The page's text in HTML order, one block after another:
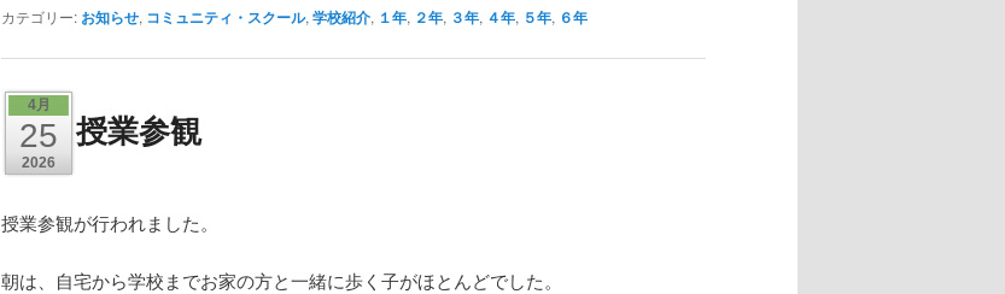
カテゴリー: お知らせ, コミュニティ・スクール,学校紹介, １年, ２年, ３年, ４年, ５年, ６年
4月
25
2026
授業参観
授業参観が行われました。
朝は、自宅から学校までお家の方と一緒に歩く子がほとんどでした。